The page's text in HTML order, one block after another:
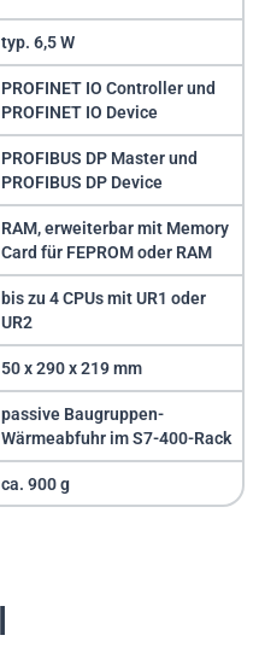
typ. 6,5 W
PROFINET IO Controller und
PROFINET IO Device
PROFIBUS DP Master und
PROFIBUS DP Device
RAM, erweiterbar mit Memory
Card für FEPROM oder RAM
bis zu 4 CPUs mit UR1 oder
UR2
50 x 290 x 219 mm
passive Baugruppen-
Wärmeabfuhr im S7-400-Rack
ca. 900 g